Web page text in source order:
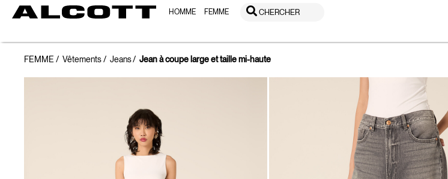
HOMME FEMME CHERCHER
FEMME Vêtements Jeans Jean à coupe large et taille mi-haute